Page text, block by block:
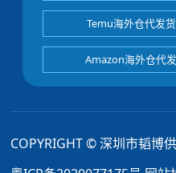
Temu海外仓代发货
Amazon海外仓代发
COPYRIGHT © 深圳市韬博